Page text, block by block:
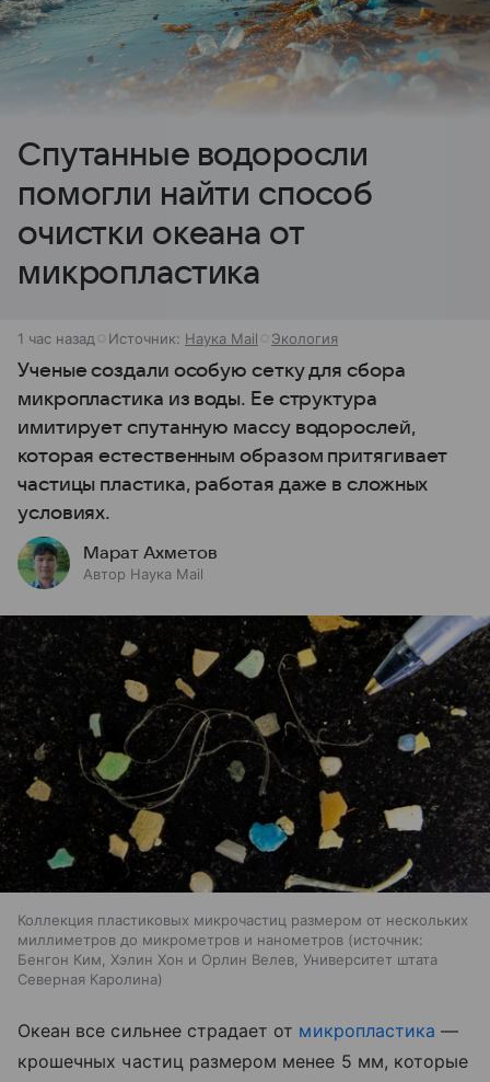
Спутанные водоросли
помогли найти способ
очистки океана от
микропластика
1 час назад Источник: Наука Mail Экология
Ученые создали особую сетку для сбора
микропластика из воды. Ее структура
имитирует спутанную массу водорослей,
которая естественным образом притягивает
частицы пластика, работая даже в сложных
условиях.
Марат Ахметов
Автор Наука Mail
Коллекция пластиковых микрочастиц размером от нескольких
миллиметров до микрометров и нанометров
источник:
Бенгон Ким, Хэлин Хон и Орлин Велев, Университет штата
Северная Каролина
Океан все сильнее страдает от микропластика —
крошечных частиц размером менее 5 мм, которые